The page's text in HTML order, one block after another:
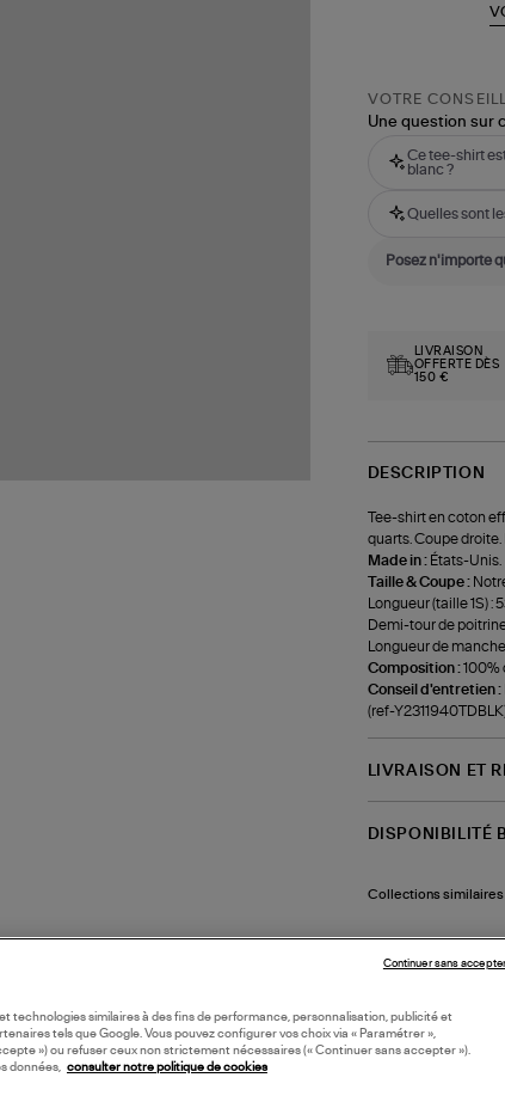
VOTRE
Une question sur
Ce tee-shirt
blanc ?
Quelles sont
LIVRAISON
OFFERTE DÈS
150 €
DESCRIPTION
Tee-shirt en coton
quarts. Coupe droite.
Made in : États-Unis.
Taille & Coupe :
Longueur (taille 1S) :
Demi-tour de
Longueur de
Composition :100%
Conseil d'entretien :
(ref-
LIVRAISON ET
DISPONIBILITÉ
Collections similaires
technologies similaires à des fins de performance, personnalisation, publicité et
tels que Google. Vous pouvez configurer vos choix via « Paramétrer »,
») ou refuser ceux non strictement nécessaires (« Continuer sans accepter »).
données,
consulter notre politique de cookies
Continuer sans accepter